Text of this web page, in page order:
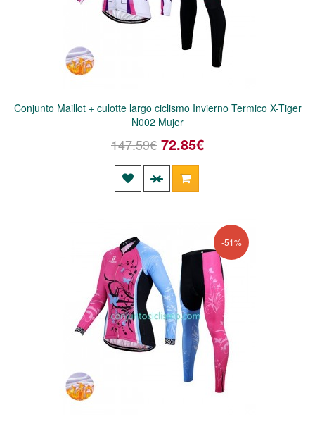
Conjunto Maillot + culotte largo ciclismo Invierno Termico X-Tiger
N002 Mujer
147.59€ 72.85€
-51%